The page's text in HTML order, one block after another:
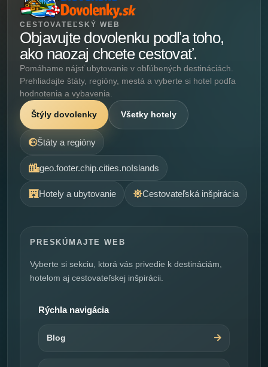
CESTOVATEĽSKÝ WEB
Objavujte dovolenku podľa toho,
ako naozaj chcete cestovať.
Pomáhame nájsť ubytovanie v obľúbených destináciách.
Prehliadajte štáty, regióny, mestá a vyberte si hotel podľa
hodnotenia a vybavenia.
Štýly dovolenky Všetky hotely
Štáty a regióny
geo.footer.chip.cities.noIslands
Hotely a ubytovanie Cestovateľská inšpirácia
PRESKÚMAJTE WEB
Vyberte si sekciu, ktorá vás privedie k destináciám,
hotelom aj cestovateľskej inšpirácii.
Rýchla navigácia
Blog